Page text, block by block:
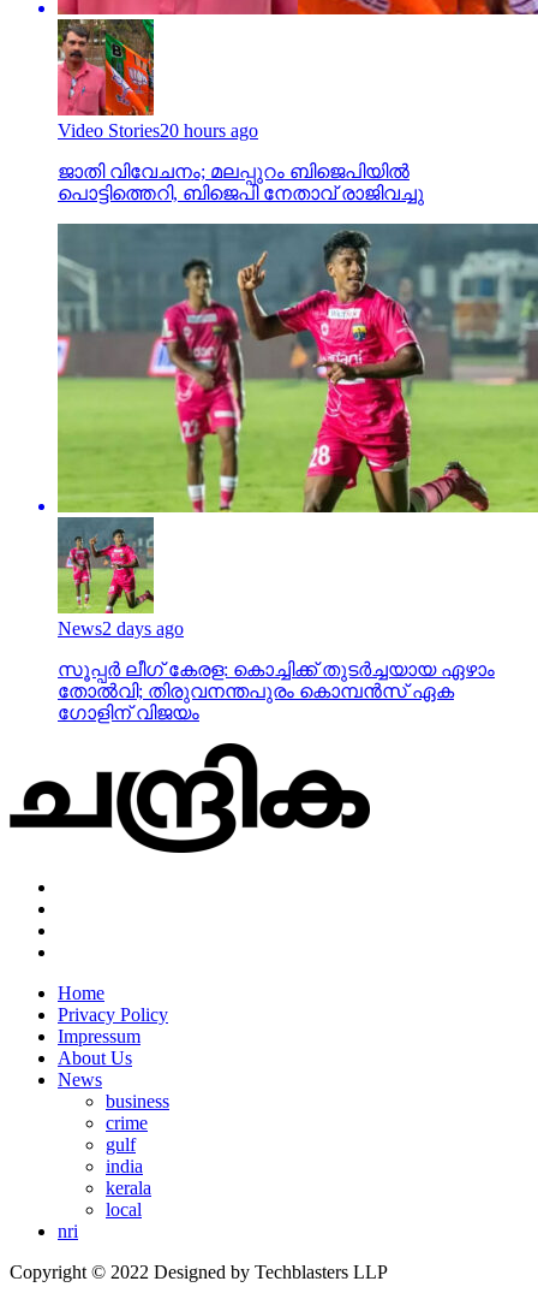
Video Stories20 hours ago
ജാതി വിവേചനം; മലപ്പുറം ബിജെപിയില്‍
പൊട്ടിത്തെറി, ബിജെപി നേതാവ് രാജിവച്ചു
News2 days ago
സൂപ്പര്‍ ലീഗ് കേരള: കൊച്ചിക്ക് തുടര്‍ച്ചയായ ഏഴാം
തോല്‍വി; തിരുവനന്തപുരം കൊമ്പന്‍സ് ഏക
ഗോളിന് വിജയം
Home
Privacy Policy
Impressum
About Us
News
business
crime
gulf
india
kerala
local
nri
Copyright © 2022 Designed by Techblasters LLP